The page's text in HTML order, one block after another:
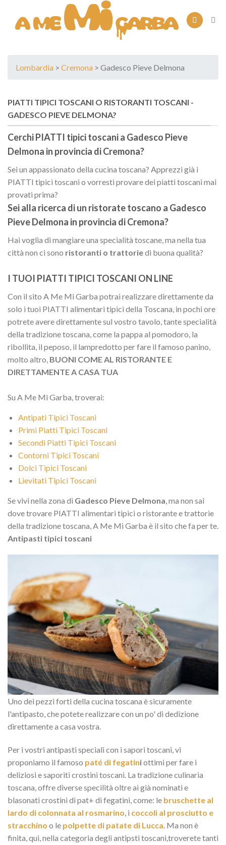
content
Lombardia > Cremona > Gadesco Pieve Delmona
PIATTI TIPICI TOSCANI O RISTORANTI TOSCANI -
GADESCO PIEVE DELMONA?
Cerchi PIATTI tipici toscani a Gadesco Pieve
Delmona in provincia diCremona?
Sei un appassionato della cucina toscana? Apprezzi già i
PIATTI tipici toscani o vorresti provare dei piatti toscani mai
provati prima?
Sei alla ricerca di un ristorate toscano a Gadesco
Pieve Delmona in provincia diCremona?
Hai voglia di mangiare una specialità toscane, ma nella tua
città non ci sono ristoranti o trattoriedi buona qualità?
I TUOI PIATTI TIPICI TOSCANI ON LINE
Con il sito A Me Mi Garba potrai realizzare direttamente da
solo i tuoi PIATTI alimentari tipici della Toscana, in pochi ore
potrete avere direttamente sul vostro tavolo, tante specialità
della tradizione toscana, come la pappa al pomodoro, la
ribollita, il peposo, il lampredotto per fare il famoso panino,
molto altro, BUONI COME AL RISTORANTE E
DIRETTAMENTE A CASA TUA
Su A Me Mi Garba, troverai:
Antipati Tipici Toscani
Primi Piatti Tipici Toscani
Secondi Piatti Tipici Toscani
Contorni Tipici Toscani
Dolci Tipici Toscani
Lievitati Tipici Toscani
Se vivi nella zona di Gadesco Pieve Delmona , ma non sai
dove trovare PIATTI alimentari tipici o ristorante e trattorie
della tradizione toscana, A Me Mi Garba è il sito che fa per te.
Antipasti tipici toscani
Uno dei pezzi forti della cucina toscana è sicuramente
l'antipasto, che potete realizzare con un po' di dedizione
direttamente a casa vostra.
Per i vostri antipasti speciali con i sapori toscani, vi
proponiamo il famoso paté di fegatiniottimi per fare i
deliziosi e saporiti crostini toscani. La tradizione culinaria
toscana, offre diverse specilità oltre ai già nominati e
blasonati crostini di pat+ di fegatini, come: le bruschette al
lardo di colonnata al rosmarino, i coccoli al prosciutto e
stracchino o le polpette di patate di Lucca. Ma non è
finita, qui, nella categoria degli antipsti toscani,troverete tanti